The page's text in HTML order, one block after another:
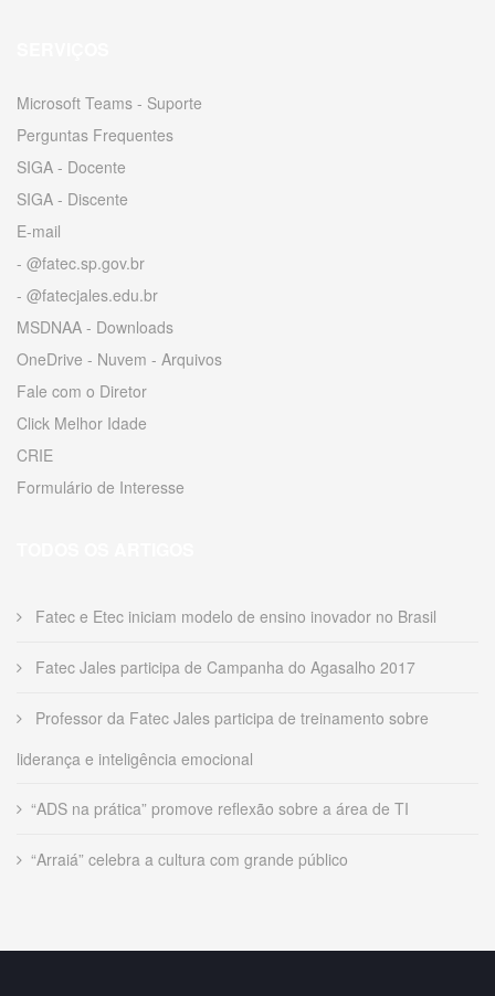
Microsoft Teams - Suporte
Perguntas Frequentes
SIGA - Docente
SIGA - Discente
E-mail
- @fatec.sp.gov.br
- @fatecjales.edu.br
MSDNAA - Downloads
OneDrive - Nuvem - Arquivos
Fale com o Diretor
Click Melhor Idade
CRIE
Formulário de Interesse
Fatec e Etec iniciam modelo de ensino inovador no Brasil
Fatec Jales participa de Campanha do Agasalho 2017
Professor da Fatec Jales participa de treinamento sobre
liderança e inteligência emocional
“ADS na prática” promove reflexão sobre a área de TI
“Arraiá” celebra a cultura com grande público